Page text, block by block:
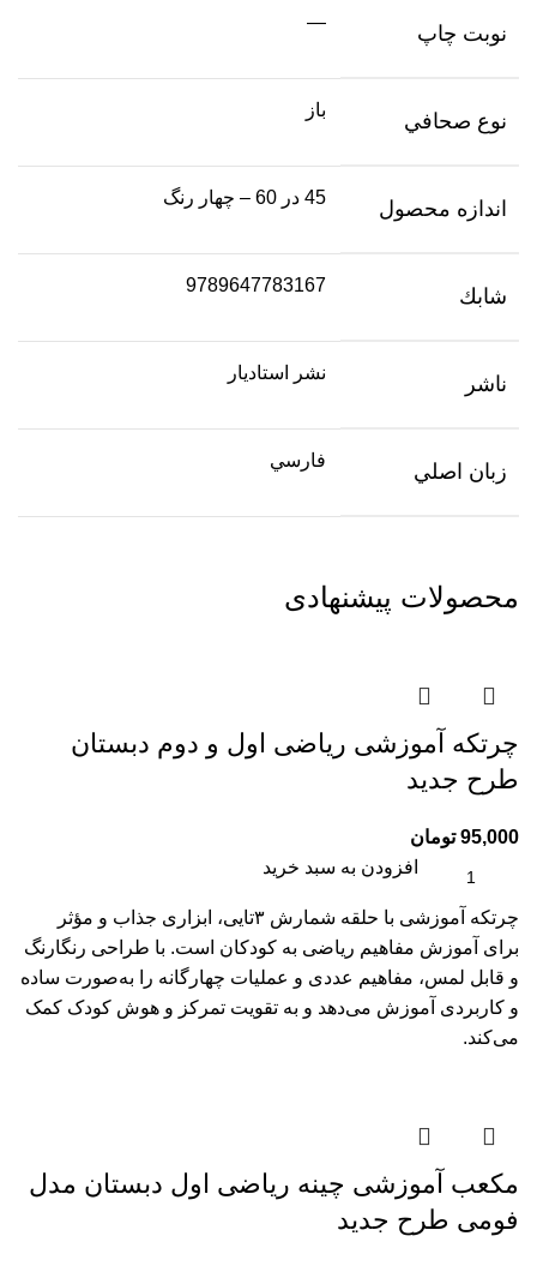
نوبت چاپ —
نوع صحافي باز
اندازه محصول 45 در 60 – چهار رنگ
شابك 9789647783167
ناشر نشر استاديار
زبان اصلي فارسي
محصولات پیشنهادی
چرتکه آموزشی ریاضی اول و دوم دبستان
طرح جدید
95,000 تومان
افزودن به سبد خرید
چرتکه آموزشی با حلقه شمارش ۳تایی، ابزاری جذاب و مؤثر
برای آموزش مفاهیم ریاضی به کودکان است. با طراحی رنگارنگ
و قابل لمس، مفاهیم عددی و عملیات چهارگانه را به‌صورت ساده
و کاربردی آموزش می‌دهد و به تقویت تمرکز و هوش کودک کمک
می‌کند.
مکعب آموزشی چینه ریاضی اول دبستان مدل
فومی طرح جدید